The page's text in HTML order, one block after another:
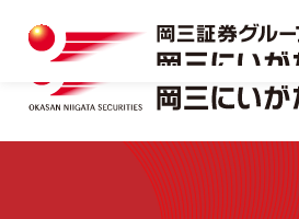
岡三にいがた証券の特長
マーケット情報一覧
口座開設